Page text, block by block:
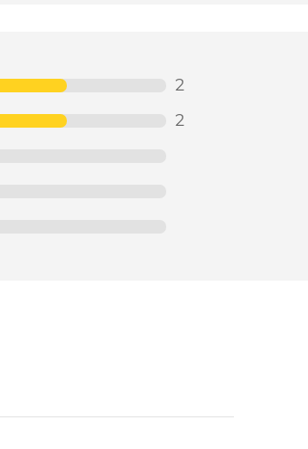
2
2